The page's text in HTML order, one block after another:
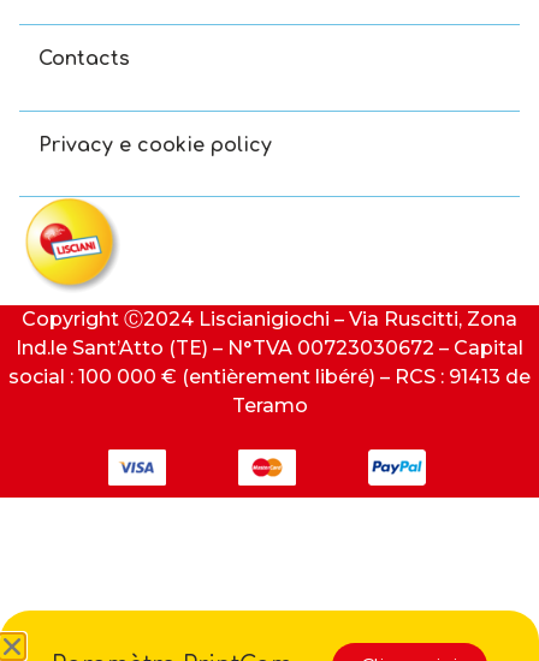
Contacts
Privacy e cookie policy
Copyright Ⓒ2024 Liscianigiochi – Via Ruscitti, Zona
Ind.le Sant’Atto (TE) – N°TVA 00723030672 – Capital
social : 100 000 € (entièrement libéré) – RCS : 91413 de
Teramo